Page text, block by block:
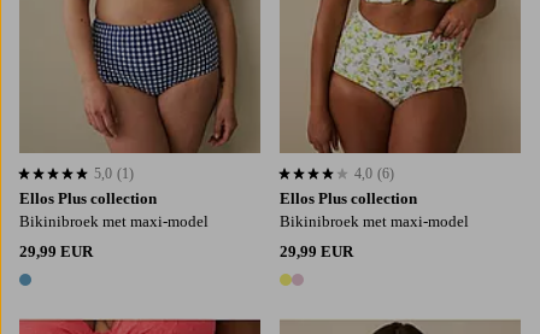
Ellos Plus collection
Bikinibroek met maxi-model
29,99 EUR
1 kleur
5,0 op basis van 1 beoordelingen
5,0 (1)
Ellos Plus collection
Bikinibroek met maxi-model
29,99 EUR
2 kleuren
4,0 op basis van 6 beoordelingen
4,0 (6)